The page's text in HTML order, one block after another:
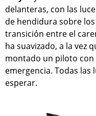
delanteras, con las
de hendidura sobre
transición entre el
ha suavizado, a la vez
montado un piloto
emergencia. Todas las
esperar.